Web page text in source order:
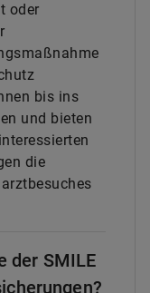
oder
bis ins
und bieten
die
der SMILE